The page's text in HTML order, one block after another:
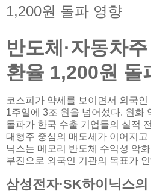
1,200원 돌파 영향
반도체·자동차
환율 1,200원 돌
코스피가 약세를 보이면서 외국
1주일에 3조 원을 넘어섰다. 원화
돌파가 한국 수출 기업들의 실적
대형주 중심의 매도세가 이어지고
닉스는 메모리 반도체 수익성 악
부진으로 외국인 기관의 목표가
삼성전자·SK하이닉스의